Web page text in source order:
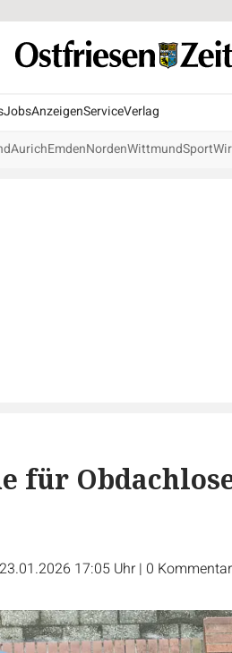
JobsAnzeigenServiceVerlag
AurichEmdenNordenWittmundSport
für
23.01.2026 17:05 Uhr | 0